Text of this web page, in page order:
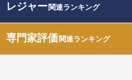
レジャー関連ランキング
専門家評価関連ランキング